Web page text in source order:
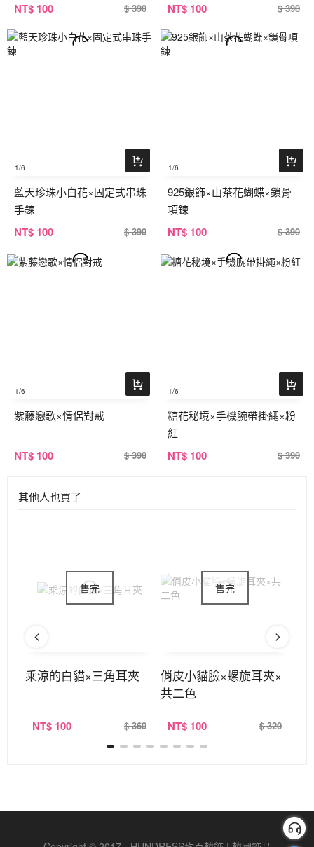
NT$ 100 $ 390 NT$ 100 $ 390
1/6
藍天珍珠小白花×固定式串珠
手鍊
NT$ 100 $ 390
1/6
925銀飾×山茶花蝴蝶×鎖骨
項鍊
NT$ 100 $ 390
1/6
紫藤戀歌×情侶對戒
NT$ 100 $ 390
1/6
糖花秘境×手機腕帶掛繩×粉
紅
NT$ 100 $ 390
其他人也買了
乘涼的白貓×三角耳夾
NT$ 100 $ 360
俏皮小貓臉×螺旋耳夾×
共二色
NT$ 100 $ 320